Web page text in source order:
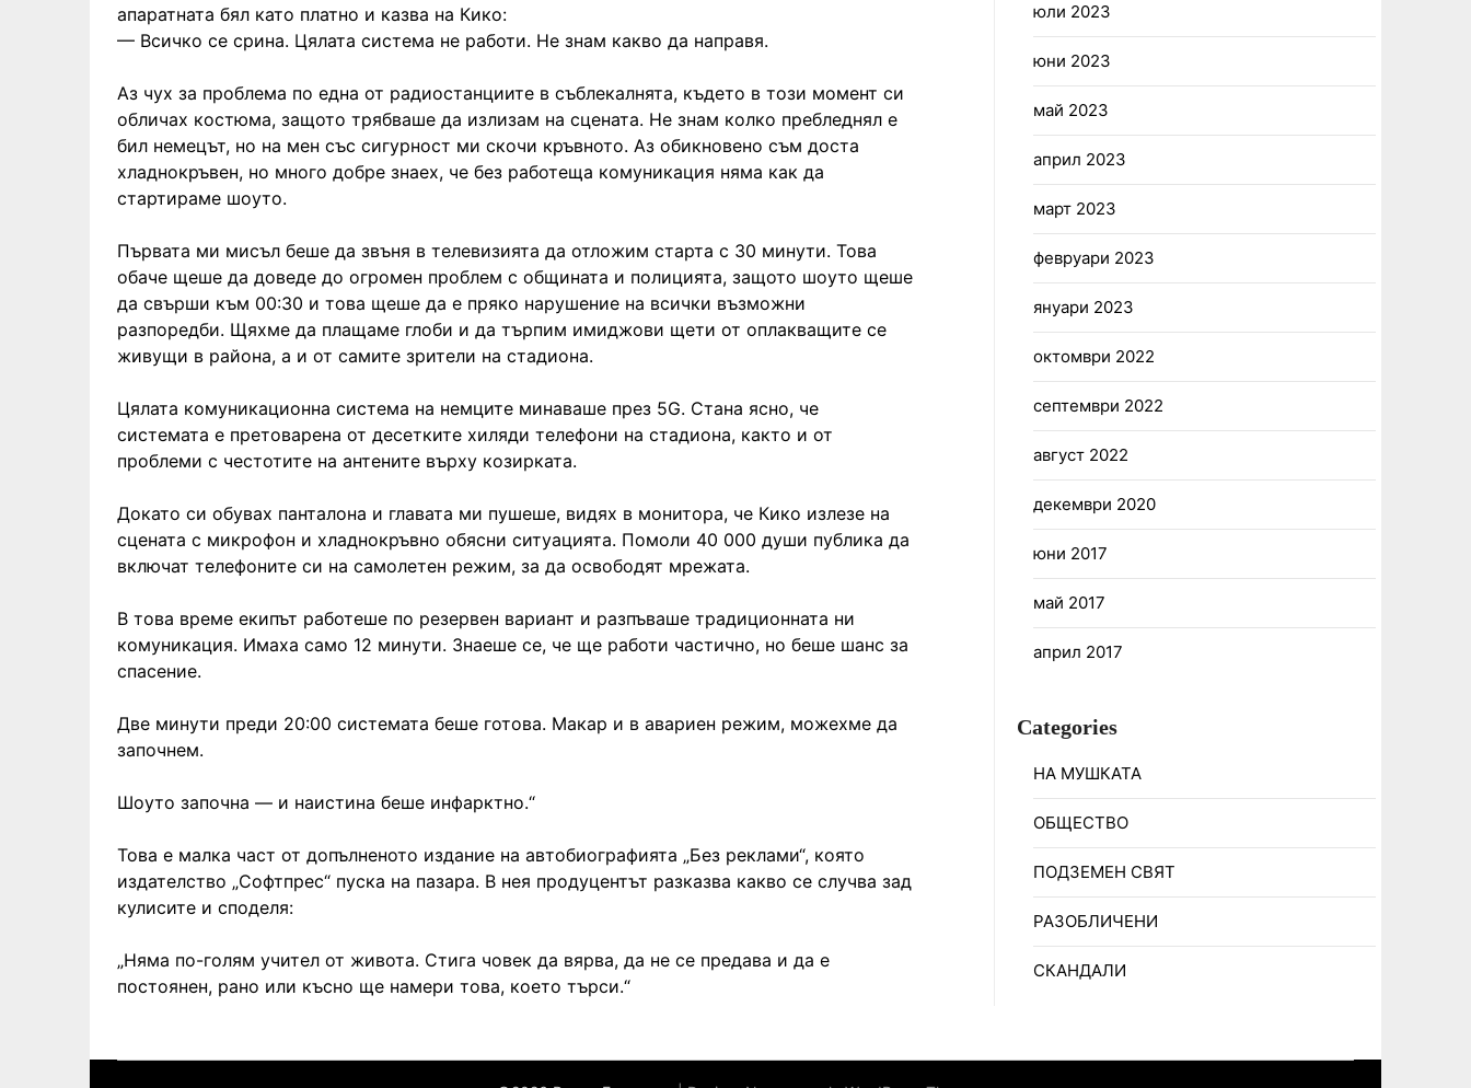
апаратната бял като платно и казва на Кико:
— Всичко се срина. Цялата система не работи. Не знам какво да направя.
Аз чух за проблема по една от радиостанциите в съблекалнята, където в този момент си
обличах костюма, защото трябваше да излизам на сцената. Не знам колко пребледнял е
бил немецът, но на мен със сигурност ми скочи кръвното. Аз обикновено съм доста
хладнокръвен, но много добре знаех, че без работеща комуникация няма как да
стартираме шоуто.
Първата ми мисъл беше да звъня в телевизията да отложим старта с 30 минути. Това
обаче щеше да доведе до огромен проблем с общината и полицията, защото шоуто щеше
да свърши към 00:30 и това щеше да е пряко нарушение на всички възможни
разпоредби. Щяхме да плащаме глоби и да търпим имиджови щети от оплакващите се
живущи в района, а и от самите зрители на стадиона.
Цялата комуникационна система на немците минаваше през 5G. Стана ясно, че
системата е претоварена от десетките хиляди телефони на стадиона, както и от
проблеми с честотите на антените върху козирката.
Докато си обувах панталона и главата ми пушеше, видях в монитора, че Кико излезе на
сцената с микрофон и хладнокръвно обясни ситуацията. Помоли 40 000 души публика да
включат телефоните си на самолетен режим, за да освободят мрежата.
В това време екипът работеше по резервен вариант и разпъваше традиционната ни
комуникация. Имаха само 12 минути. Знаеше се, че ще работи частично, но беше шанс за
спасение.
Две минути преди 20:00 системата беше готова. Макар и в авариен режим, можехме да
започнем.
Шоуто започна — и наистина беше инфарктно.“
Това е малка част от допълненото издание на автобиографията „Без реклами“, която
издателство „Софтпрес“ пуска на пазара. В нея продуцентът разказва какво се случва зад
кулисите и споделя:
„Няма по-голям учител от живота. Стига човек да вярва, да не се предава и да е
постоянен, рано или късно ще намери това, което търси.“
юли 2023
юни 2023
май 2023
април 2023
март 2023
февруари 2023
януари 2023
октомври 2022
септември 2022
август 2022
декември 2020
юни 2017
май 2017
април 2017
Categories
НА МУШКАТА
ОБЩЕСТВО
ПОДЗЕМЕН СВЯТ
РАЗОБЛИЧЕНИ
СКАНДАЛИ